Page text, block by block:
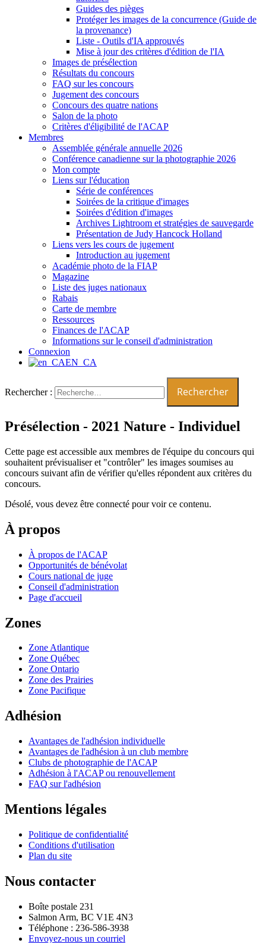
Guides des pièges
Protéger les images de la concurrence (Guide de
la provenance)
Liste - Outils d'IA approuvés
Mise à jour des critères d'édition de l'IA
Images de présélection
Résultats du concours
FAQ sur les concours
Jugement des concours
Concours des quatre nations
Salon de la photo
Critères d'éligibilité de l'ACAP
Membres
Assemblée générale annuelle 2026
Conférence canadienne sur la photographie 2026
Mon compte
Liens sur l'éducation
Série de conférences
Soirées de la critique d'images
Soirées d'édition d'images
Archives Lightroom et stratégies de sauvegarde
Présentation de Judy Hancock Holland
Liens vers les cours de jugement
Introduction au jugement
Académie photo de la FIAP
Magazine
Liste des juges nationaux
Rabais
Carte de membre
Ressources
Finances de l'ACAP
Informations sur le conseil d'administration
Connexion
EN_CA
Rechercher :
Présélection - 2021 Nature - Individuel
Cette page est accessible aux membres de l'équipe du concours qui
souhaitent prévisualiser et "contrôler" les images soumises au
concours suivant afin de vérifier qu'elles répondent aux critères du
concours.
Désolé, vous devez être connecté pour voir ce contenu.
À propos
À propos de l'ACAP
Opportunités de bénévolat
Cours national de juge
Conseil d'administration
Page d'accueil
Zones
Zone Atlantique
Zone Québec
Zone Ontario
Zone des Prairies
Zone Pacifique
Adhésion
Avantages de l'adhésion individuelle
Avantages de l'adhésion à un club membre
Clubs de photographie de l'ACAP
Adhésion à l'ACAP ou renouvellement
FAQ sur l'adhésion
Mentions légales
Politique de confidentialité
Conditions d'utilisation
Plan du site
Nous contacter
Boîte postale 231
Salmon Arm, BC V1E 4N3
Téléphone : 236-586-3938
Envoyez-nous un courriel